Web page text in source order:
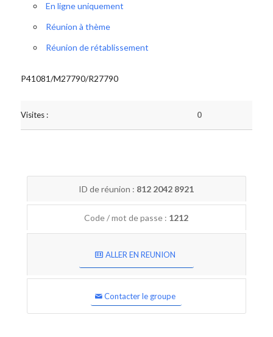
En ligne uniquement
Réunion à thème
Réunion de rétablissement
P41081/M27790/R27790
Visites : 0
ID de réunion : 812 2042 8921
Code / mot de passe : 1212
ALLER EN REUNION
Contacter le groupe